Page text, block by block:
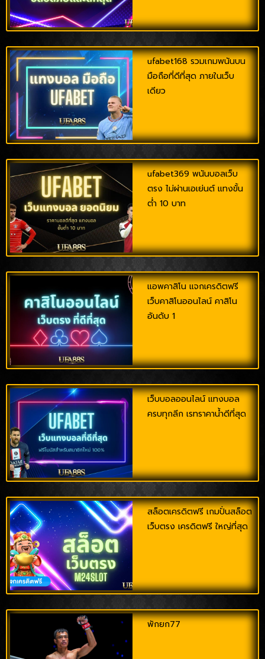
ufabet168 รวมเกมพนันบน
มือถือที่ดีที่สุด ภายในเว็บ
เดียว
ufabet369 พนันบอลเว็บ
ตรง ไม่ผ่านเอเย่นต์ แทงขั้น
ต่ำ 10 บาท
แอพคาสิโน แจกเครดิตฟรี
เว็บคาสิโนออนไลน์ คาสิโน
อันดับ 1
เว็บบอลออนไลน์ แทงบอล
ครบทุกลีก เรทราคาน้ำดีที่สุด
สล็อตเครดิตฟรี เกมปั่นสล็อต
เว็บตรง เครดิตฟรี ใหญ่ที่สุด
พักยก77